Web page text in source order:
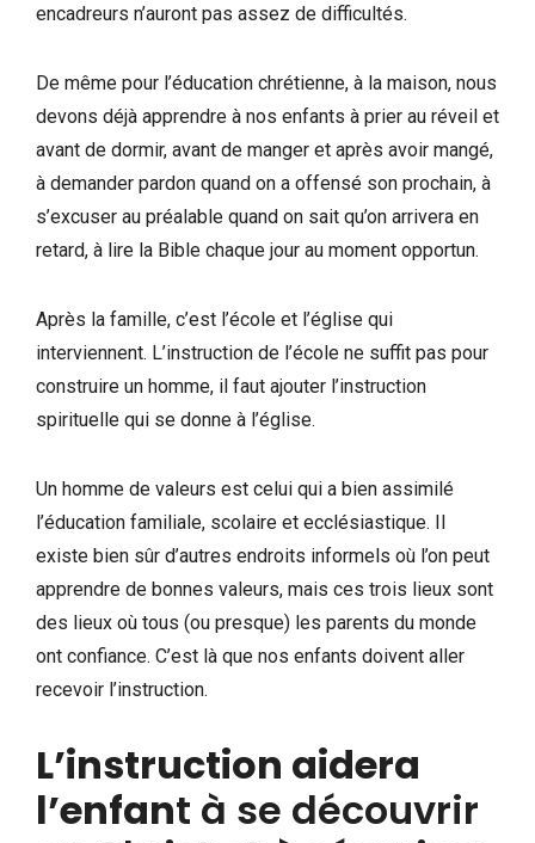
encadreurs n’auront pas assez de difficultés.
De même pour l’éducation chrétienne, à la maison, nous
devons déjà apprendre à nos enfants à prier au réveil et
avant de dormir, avant de manger et après avoir mangé,
à demander pardon quand on a offensé son prochain, à
s’excuser au préalable quand on sait qu’on arrivera en
retard, à lire la Bible chaque jour au moment opportun.
Après la famille, c’est l’école et l’église qui
interviennent. L’instruction de l’école ne suffit pas pour
construire un homme, il faut ajouter l’instruction
spirituelle qui se donne à l’église.
Un homme de valeurs est celui qui a bien assimilé
l’éducation familiale, scolaire et ecclésiastique. Il
existe bien sûr d’autres endroits informels où l’on peut
apprendre de bonnes valeurs, mais ces trois lieux sont
des lieux où tous (ou presque) les parents du monde
ont confiance. C’est là que nos enfants doivent aller
recevoir l’instruction.
L’instruction aidera
l’enfant à se découvrir